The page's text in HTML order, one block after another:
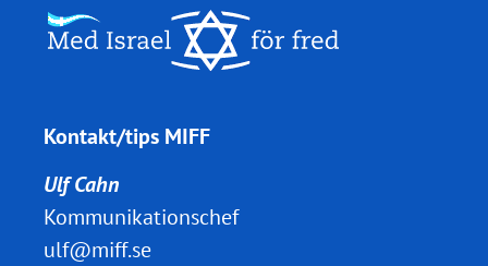
Kontakt/tips MIFF
Ulf Cahn
Kommunikationschef
ulf@miff.se